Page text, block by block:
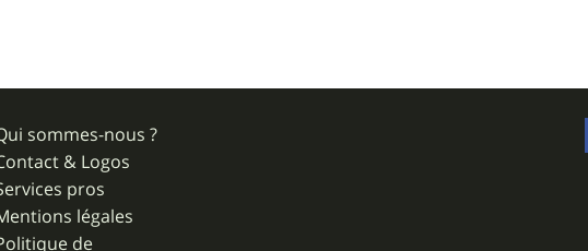
sommes-nous ?
& Logos
pros
légales
de